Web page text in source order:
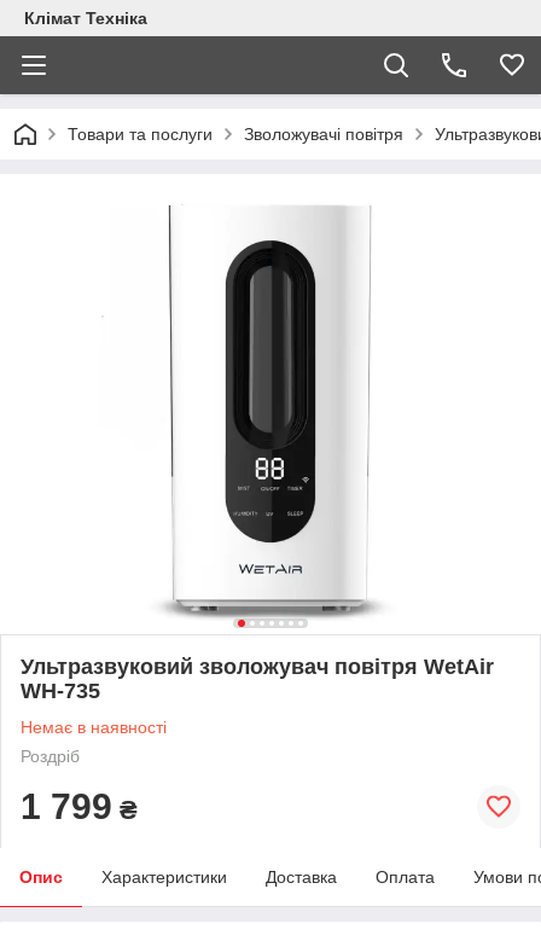
Клімат Техніка
Товари та послуги Зволожувачі повітря
Ультразвуковий зволожувач повітря WetAir
WH-735
Немає в наявності
Роздріб
1 799 ₴
Опис Характеристики Доставка Оплата Умови